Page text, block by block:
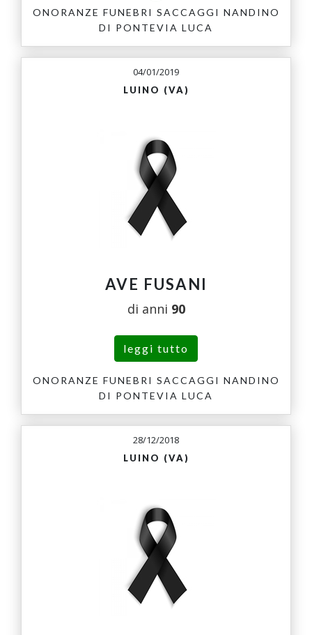
ONORANZE FUNEBRI SACCAGGI NANDINO
DI PONTEVIA LUCA
04/01/2019
LUINO (VA)
AVE FUSANI
di anni 90
leggi tutto
ONORANZE FUNEBRI SACCAGGI NANDINO
DI PONTEVIA LUCA
28/12/2018
LUINO (VA)